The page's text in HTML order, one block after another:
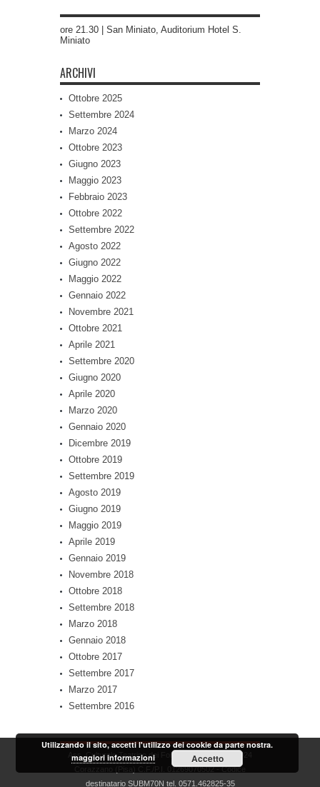
ore 21.30 | San Miniato, Auditorium Hotel S.
Miniato
ARCHIVI
Ottobre 2025
Settembre 2024
Marzo 2024
Ottobre 2023
Giugno 2023
Maggio 2023
Febbraio 2023
Ottobre 2022
Settembre 2022
Agosto 2022
Giugno 2022
Maggio 2022
Gennaio 2022
Novembre 2021
Ottobre 2021
Aprile 2021
Settembre 2020
Giugno 2020
Aprile 2020
Marzo 2020
Gennaio 2020
Dicembre 2019
Ottobre 2019
Settembre 2019
Agosto 2019
Giugno 2019
Maggio 2019
Aprile 2019
Gennaio 2019
Novembre 2018
Ottobre 2018
Settembre 2018
Marzo 2018
Gennaio 2018
Ottobre 2017
Settembre 2017
Marzo 2017
Settembre 2016
Ass. Culturale Teatrino dei Fondi - via Zara, 58 56024
Corazzano (Pisa) C.F./P.I. 01269070502 - Codice
destinatario SUBM70N tel. 0571.462825-35
Utilizzando il sito, accetti l'utilizzo dei cookie da parte nostra.
maggiori informazioni
Accetto